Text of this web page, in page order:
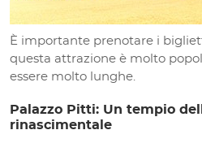
È importante prenotare i
questa attrazione è molto
essere molto lunghe.
Palazzo Pitti: Un tempio
rinascimentale